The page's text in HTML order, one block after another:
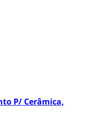
P/ Cerâmica,